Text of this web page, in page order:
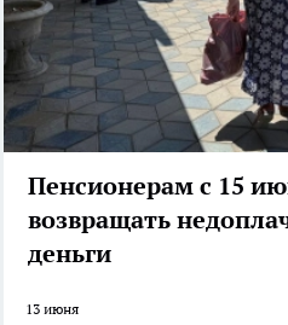
Пенсионерам с 15
возвращать
деньги
13 июня